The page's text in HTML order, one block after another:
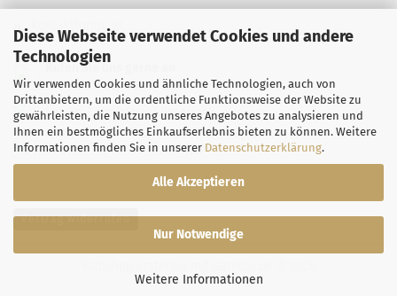
Diese Webseite verwendet Cookies und andere
Technologien
Wir verwenden Cookies und ähnliche Technologien, auch von
Drittanbietern, um die ordentliche Funktionsweise der Website zu
gewährleisten, die Nutzung unseres Angebotes zu analysieren und
Ihnen ein bestmögliches Einkaufserlebnis bieten zu können. Weitere
Informationen finden Sie in unserer Datenschutzerklärung.
Alle Akzeptieren
Nur Notwendige
Weitere Informationen
Kontaktformular
Rufen Sie uns gerne an
+49 7071 94 66 99
Safran-Feinkost auf Facebook
Safran-Feinkost auf Instagram
Vertrag widerrufen